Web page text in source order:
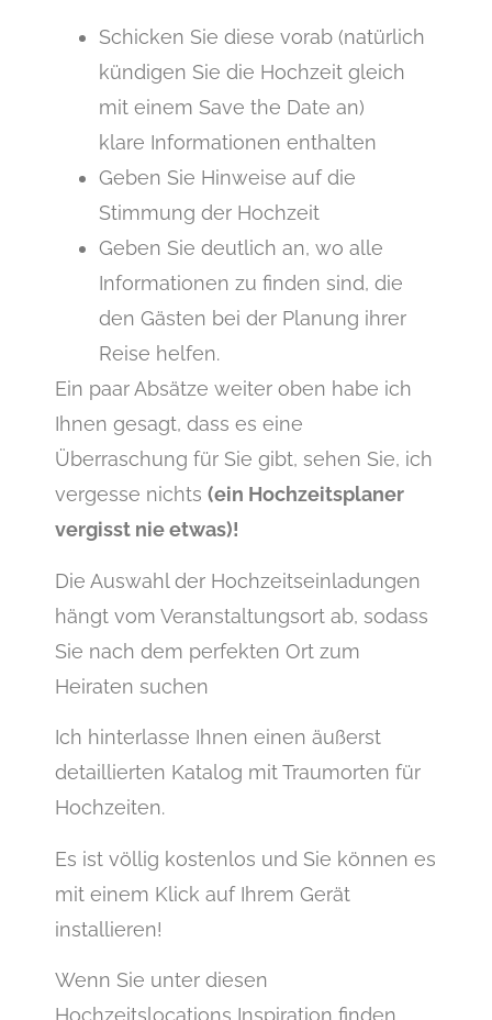
Schicken Sie diese vorab (natürlich
kündigen Sie die Hochzeit gleich
mit einem Save the Date an)
klare Informationen enthalten
Geben Sie Hinweise auf die
Stimmung der Hochzeit
Geben Sie deutlich an, wo alle
Informationen zu finden sind, die
den Gästen bei der Planung ihrer
Reise helfen.
Ein paar Absätze weiter oben habe ich
Ihnen gesagt, dass es eine
Überraschung für Sie gibt, sehen Sie, ich
vergesse nichts (ein Hochzeitsplaner
vergisst nie etwas)!
Die Auswahl der Hochzeitseinladungen
hängt vom Veranstaltungsort ab, sodass
Sie nach dem perfekten Ort zum
Heiraten suchen
Ich hinterlasse Ihnen einen äußerst
detaillierten Katalog mit Traumorten für
Hochzeiten.
Es ist völlig kostenlos und Sie können es
mit einem Klick auf Ihrem Gerät
installieren!
Wenn Sie unter diesen
Hochzeitslocations Inspiration finden,